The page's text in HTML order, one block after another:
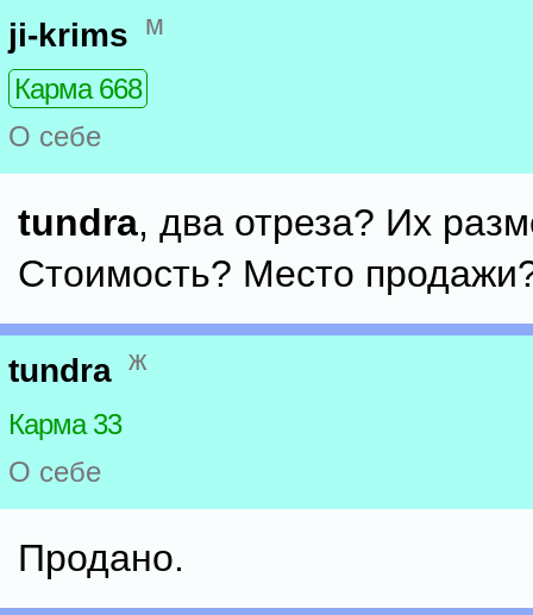
ji-krims м
Карма 668
О себе
tundra, два отреза? Их
Стоимость? Место
tundra ж
Карма 33
О себе
Продано.